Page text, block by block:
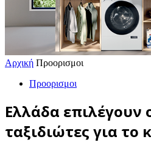
Αρχική Προορισμοι
Προορισμοι
Ελλάδα επιλέγουν
ταξιδιώτες για το